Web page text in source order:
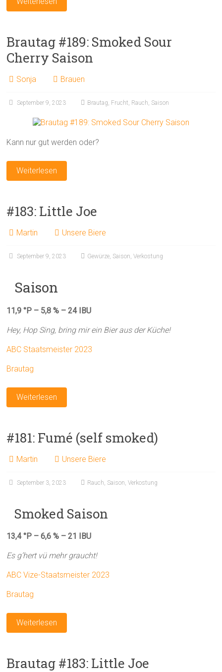
Brautag #189: Smoked Sour
Cherry Saison
Sonja Brauen
September 9, 2023 Brautag, Frucht, Rauch, Saison
Kann nur gut werden oder?
Weiterlesen
#183: Little Joe
Martin Unsere Biere
September 9, 2023 Gewürze, Saison,Verkostung
Saison
11,9 °P – 5,8 % – 24 IBU
Hey, Hop Sing, bring mir ein Bier aus der Küche!
ABC Staatsmeister 2023
Brautag
Weiterlesen
#181: Fumé (self smoked)
Martin Unsere Biere
September 3, 2023 Rauch, Saison,Verkostung
Smoked Saison
13,4 °P – 6,6 % – 21 IBU
Es g’hert vü mehr graucht!
ABC Vize-Staatsmeister 2023
Brautag
Weiterlesen
Brautag #183: Little Joe